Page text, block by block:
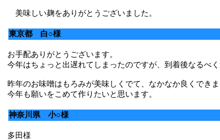
美味しい麹をありがとうございました。
東京都 白○様
お手配ありがとうございます。
今年はちょっと出遅れてしまったのですが、到着後なるべ
昨年のお味噌はもろみが美味しくでて、なかなか良くでき
今年も願いをこめて作りたいと思います。
神奈川県 小○様
多田様